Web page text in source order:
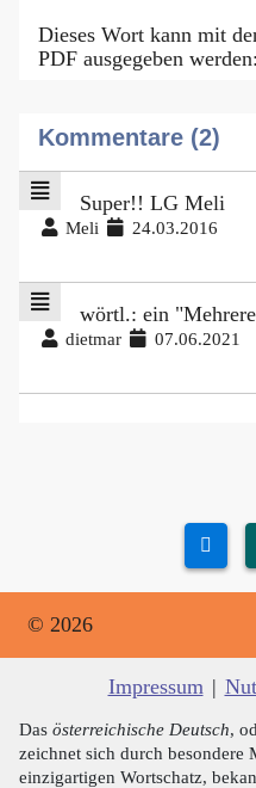
Dieses Wort kann mit
PDF ausgegeben werden:
Kommentare (2)
Super!! LG Meli
Meli 24.03.2016
wörtl.: ein
dietmar 07.06.2021
© 2026
Impressum |
Das österreichische Deutsch,
zeichnet sich durch besondere
einzigartigen Wortschatz,